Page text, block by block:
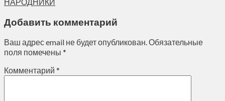
Добавить комментарий
Ваш адрес email не будет опубликован.Обязательные
поля помечены *
Комментарий *